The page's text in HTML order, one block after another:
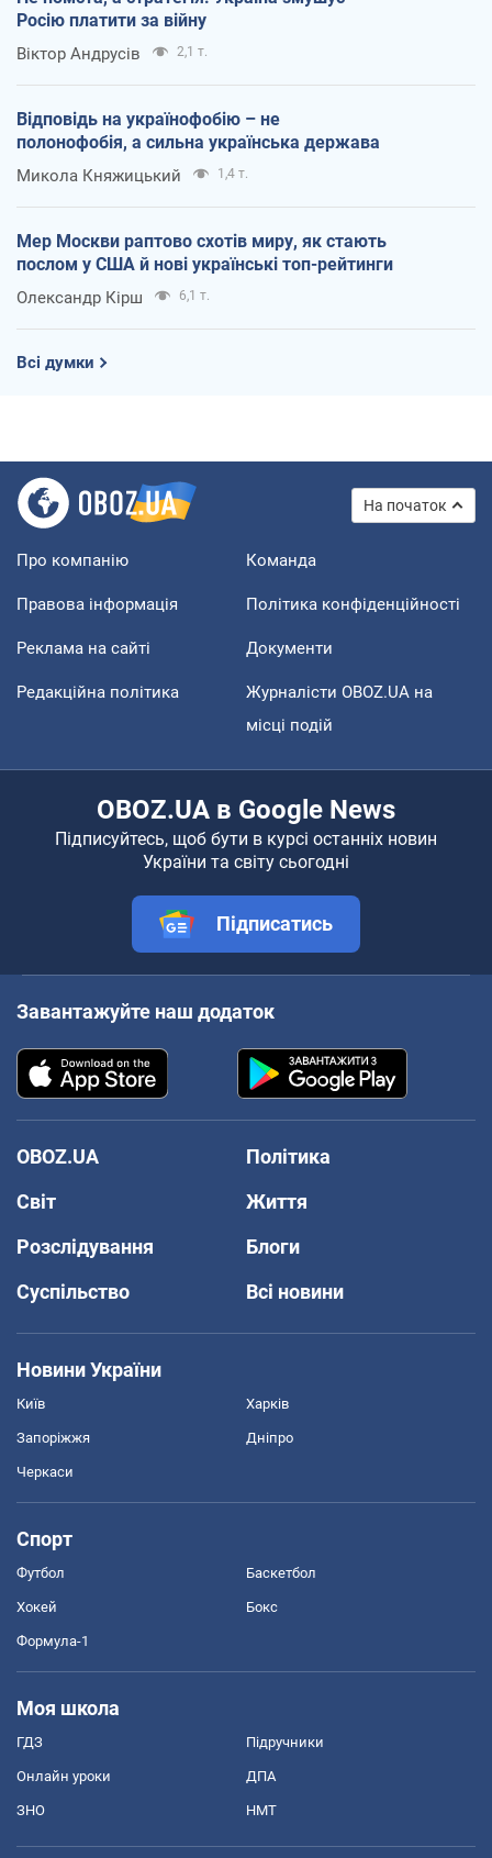
Росію платити за війну
Віктор Андрусів 2,1 т.
Відповідь на українофобію – не
полонофобія, а сильна українська держава
Микола Княжицький 1,4 т.
Мер Москви раптово схотів миру, як стають
послом у США й нові українські топ-рейтинги
Олександр Кірш 6,1 т.
Всі думки
На початок
Про компанію Команда
Правова інформація Політика конфіденційності
Реклама на сайті Документи
Редакційна політика
Журналісти OBOZ.UA на
місці подій
OBOZ.UA в Google News
Підписуйтесь, щоб бути в курсі останніх новин
України та світу сьогодні
Підписатись
Завантажуйте наш додаток
OBOZ.UA
Політика
Світ
Життя
Розслідування
Блоги
Суспільство
Всі новини
Новини України
Київ Харків
Запоріжжя Дніпро
Черкаси
Спорт
Футбол Баскетбол
Хокей Бокс
Формула-1
Моя школа
ГДЗ Підручники
Онлайн уроки ДПА
ЗНО НМТ